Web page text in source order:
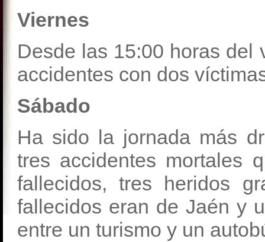
Viernes
Desde las 15:00 horas del
accidentes con dos
Sábado
Ha sido la jornada más
tres accidentes mortales
fallecidos, tres heridos
fallecidos eran de Jaén y
entre un turismo y un